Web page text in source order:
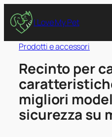
I Love My Pet
Prodotti e accessori
Recinto per
migliori
sicurezza su